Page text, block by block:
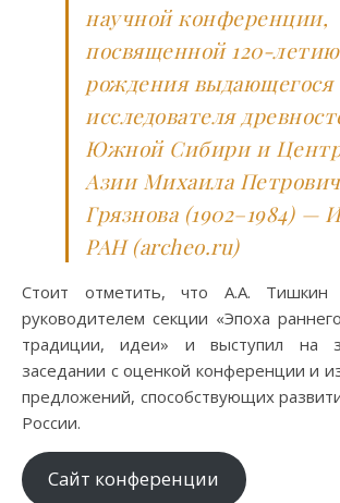
научной конференции,
посвященной 120-
рождения выдающегося
исследователя
Южной Сибири и
Азии Михаила
Грязнова (1902–1984)
РАН (archeo.ru)
Стоит отметить, что А.А. Тишкин
руководителем секции «Эпоха
традиции, идеи» и выступил на
заседании с оценкой конференции и
предложений, способствующих
России.
Сайт конференции